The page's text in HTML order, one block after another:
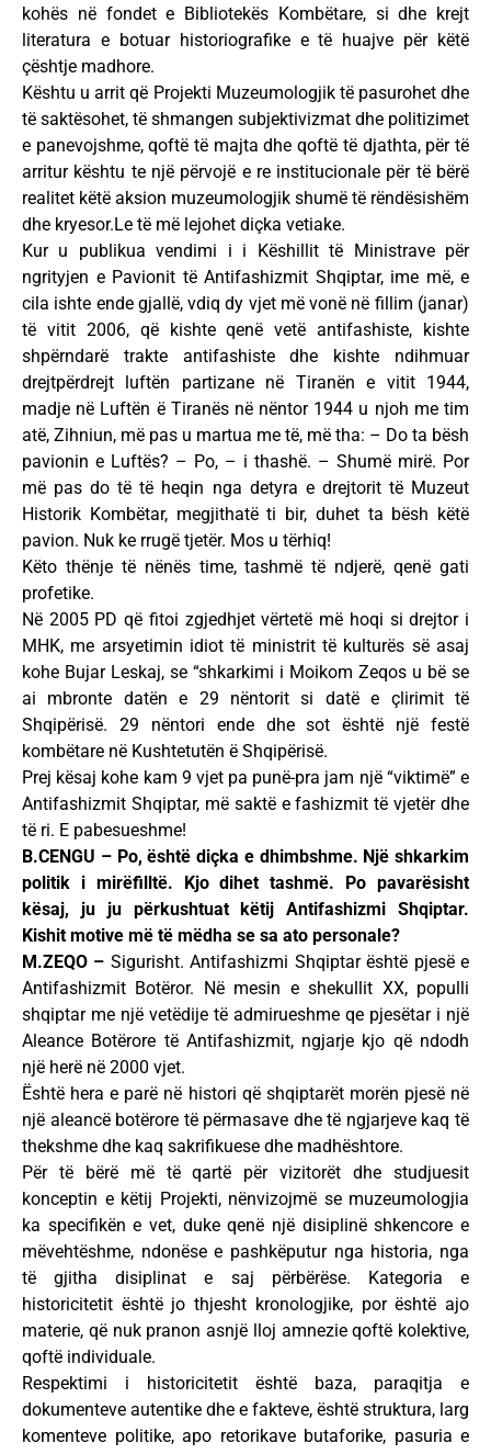
kohës në fondet e Bibliotekës Kombëtare, si dhe krejt
literatura e botuar historiografike e të huajve për këtë
çështje madhore.
Kështu u arrit që Projekti Muzeumologjik të pasurohet dhe
të saktësohet, të shmangen subjektivizmat dhe politizimet
e panevojshme, qoftë të majta dhe qoftë të djathta, për të
arritur kështu te një përvojë e re institucionale për të bërë
realitet këtë aksion muzeumologjik shumë të rëndësishëm
dhe kryesor.Le të më lejohet diçka vetiake.
Kur u publikua vendimi i i Këshillit të Ministrave për
ngrityjen e Pavionit të Antifashizmit Shqiptar, ime më, e
cila ishte ende gjallë, vdiq dy vjet më vonë në fillim (janar)
të vitit 2006, që kishte qenë vetë antifashiste, kishte
shpërndarë trakte antifashiste dhe kishte ndihmuar
drejtpërdrejt luftën partizane në Tiranën e vitit 1944,
madje në Luftën ë Tiranës në nëntor 1944 u njoh me tim
atë, Zihniun, më pas u martua me të, më tha: – Do ta bësh
pavionin e Luftës? – Po, – i thashë. – Shumë mirë. Por
më pas do të të heqin nga detyra e drejtorit të Muzeut
Historik Kombëtar, megjithatë ti bir, duhet ta bësh këtë
pavion. Nuk ke rrugë tjetër. Mos u tërhiq!
Këto thënje të nënës time, tashmë të ndjerë, qenë gati
profetike.
Në 2005 PD që fitoi zgjedhjet vërtetë më hoqi si drejtor i
MHK, me arsyetimin idiot të ministrit të kulturës së asaj
kohe Bujar Leskaj, se “shkarkimi i Moikom Zeqos u bë se
ai mbronte datën e 29 nëntorit si datë e çlirimit të
Shqipërisë. 29 nëntori ende dhe sot është një festë
kombëtare në Kushtetutën ë Shqipërisë.
Prej kësaj kohe kam 9 vjet pa punë-pra jam një “viktimë” e
Antifashizmit Shqiptar, më saktë e fashizmit të vjetër dhe
të ri. E pabesueshme!
B.CENGU – Po, është diçka e dhimbshme. Një shkarkim
politik i mirëfilltë. Kjo dihet tashmë. Po pavarësisht
kësaj, ju ju përkushtuat këtij Antifashizmi Shqiptar.
Kishit motive më të mëdha se sa ato personale?
M.ZEQO – Sigurisht. Antifashizmi Shqiptar është pjesë e
Antifashizmit Botëror. Në mesin e shekullit XX, populli
shqiptar me një vetëdije të admirueshme qe pjesëtar i një
Aleance Botërore të Antifashizmit, ngjarje kjo që ndodh
një herë në 2000 vjet.
Është hera e parë në histori që shqiptarët morën pjesë në
një aleancë botërore të përmasave dhe të ngjarjeve kaq të
thekshme dhe kaq sakrifikuese dhe madhështore.
Për të bërë më të qartë për vizitorët dhe studjuesit
konceptin e këtij Projekti, nënvizojmë se muzeumologjia
ka specifikën e vet, duke qenë një disiplinë shkencore e
mëvehtëshme, ndonëse e pashkëputur nga historia, nga
të gjitha disiplinat e saj përbërëse. Kategoria e
historicitetit është jo thjesht kronologjike, por është ajo
materie, që nuk pranon asnjë lloj amnezie qoftë kolektive,
qoftë individuale.
Respektimi i historicitetit është baza, paraqitja e
dokumenteve autentike dhe e fakteve, është struktura, larg
komenteve politike, apo retorikave butaforike, pasuria e